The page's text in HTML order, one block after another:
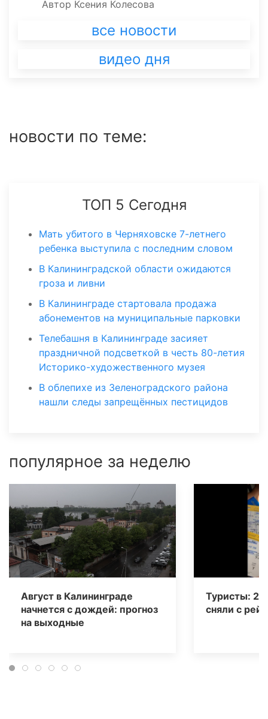
Автор Ксения Колесова
все новости
видео дня
новости по теме:
ТОП 5 Сегодня
Мать убитого в Черняховске 7-летнего
ребенка выступила с последним словом
В Калининградской области ожидаются
гроза и ливни
В Калининграде стартовала продажа
абонементов на муниципальные парковки
Телебашня в Калининграде засияет
праздничной подсветкой в честь 80-летия
Историко-художественного музея
В облепихе из Зеленоградского района
нашли следы запрещённых пестицидов
популярное за неделю
Август в Калининграде
начнется с дождей: прогноз
на выходные
Туристы: 20
сняли с